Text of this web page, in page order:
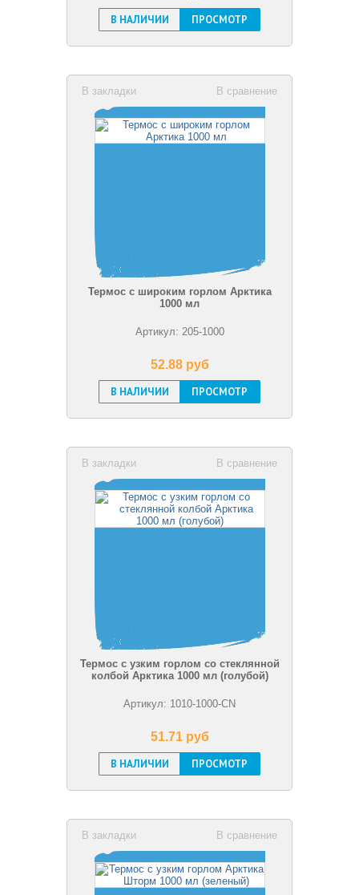
В НАЛИЧИИ
ПРОСМОТР
В сравнение
В закладки
Термос с широким горлом Арктика
1000 мл
Артикул: 205-1000
52.88 pуб
В НАЛИЧИИ
ПРОСМОТР
В сравнение
В закладки
Термос с узким горлом со стеклянной
колбой Арктика 1000 мл (голубой)
Артикул: 1010-1000-CN
51.71 pуб
В НАЛИЧИИ
ПРОСМОТР
В сравнение
В закладки